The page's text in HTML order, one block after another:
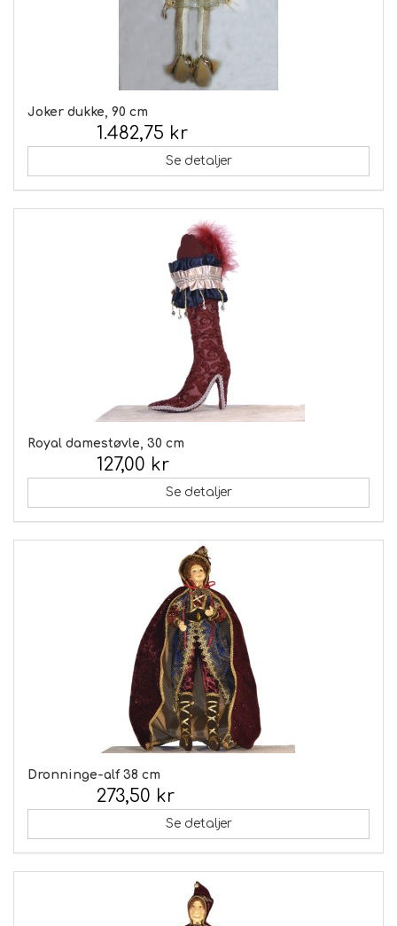
Joker dukke, 90 cm
1.482,75 kr
Se detaljer
Royal damestøvle, 30 cm
127,00 kr
Se detaljer
Dronninge-alf 38 cm
273,50 kr
Se detaljer